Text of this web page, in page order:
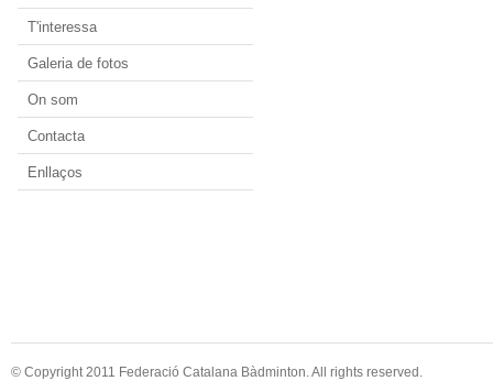
T'interessa
Galeria de fotos
On som
Contacta
Enllaços
© Copyright 2011 Federació Catalana Bàdminton. All rights reserved.